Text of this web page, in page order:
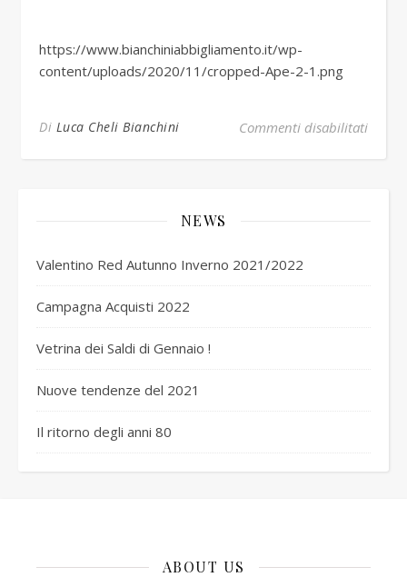
https://www.bianchiniabbigliamento.it/wp-
content/uploads/2020/11/cropped-Ape-2-1.png
Di Luca Cheli Bianchini Commenti disabilitatisu
NEWS
Valentino Red Autunno Inverno 2021/2022
Campagna Acquisti 2022
Vetrina dei Saldi di Gennaio !
Nuove tendenze del 2021
Il ritorno degli anni 80
ABOUT US